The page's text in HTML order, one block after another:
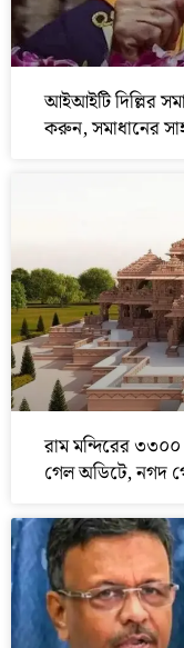
আইআইটি দিল্লির
করুন, সমাধানের
রাম মন্দিরের
গেল অডিটে, নগদ